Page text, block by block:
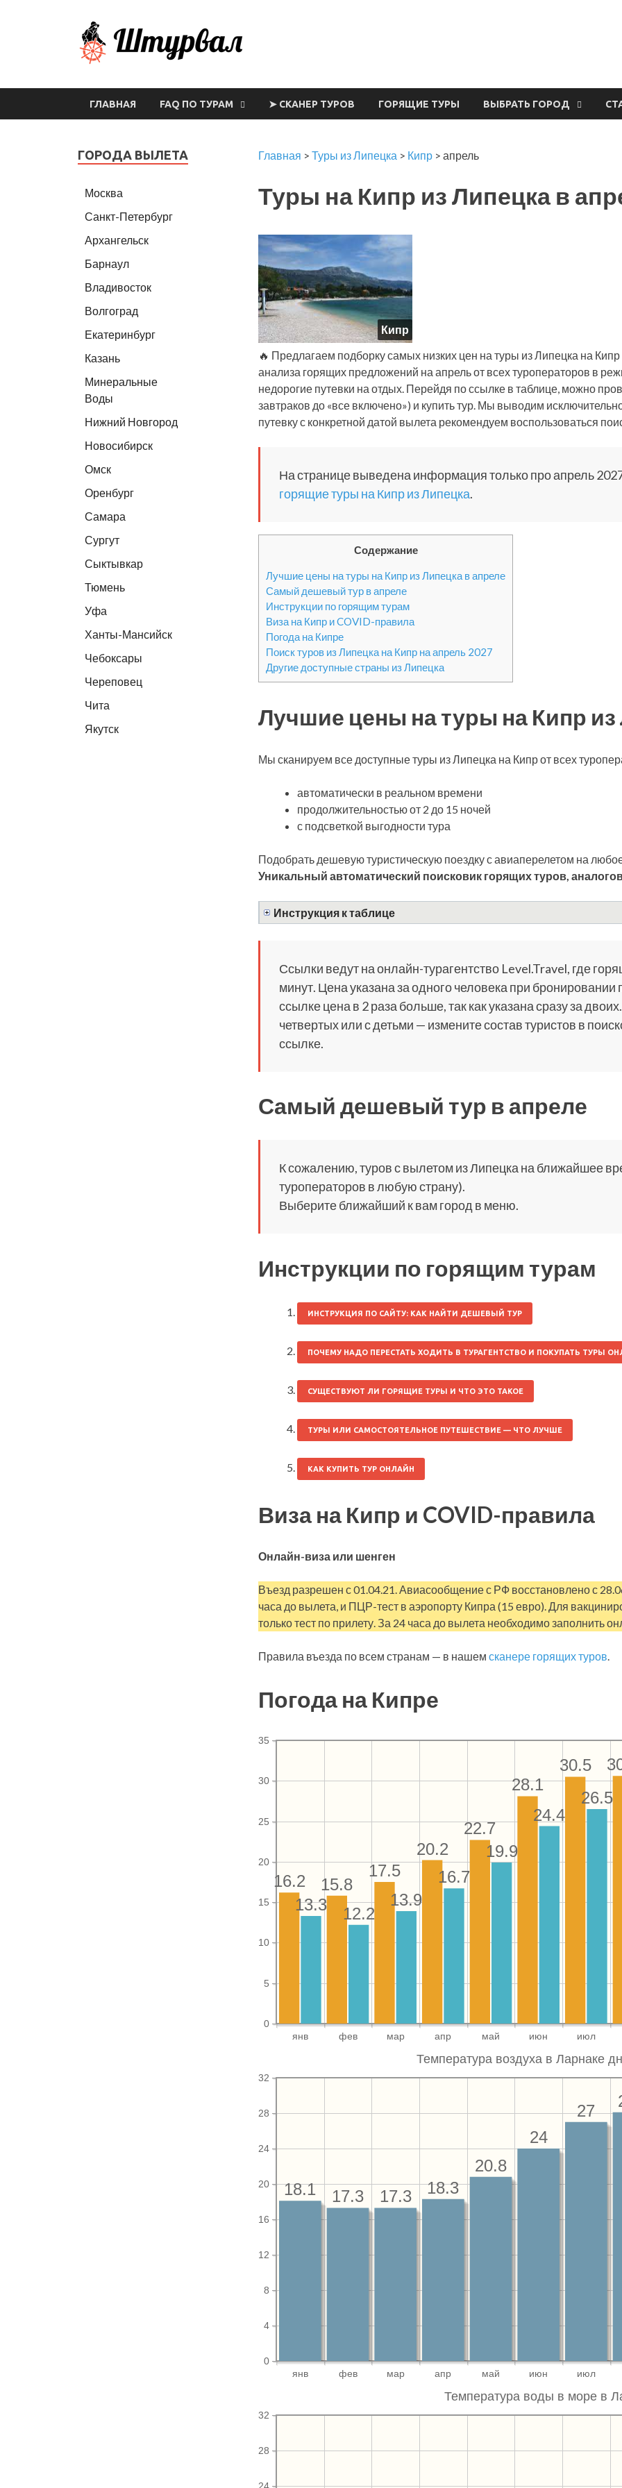
ГЛАВНАЯ FAQ ПО ТУРАМ ➤ СКАНЕР ТУРОВ ГОРЯЩИЕ ТУРЫ ВЫБРАТЬ ГОРОД
Главная > Туры из Липецка > Кипр > апрель
Туры на Кипр из Липецка в
Кипр
🔥 Предлагаем подборку самых низких цен на туры из Липецка на
анализа горящих предложений на апрель от всех туроператоров в
недорогие путевки на отдых. Перейдя по ссылке в таблице, можно
завтраков до «все включено») и купить тур. Мы выводим
путевку с конкретной датой вылета рекомендуем воспользоваться
На странице выведена информация только про апрель
горящие туры на Кипр из Липецка.
Содержание
Лучшие цены на туры на Кипр из Липецка в апреле
Самый дешевый тур в апреле
Инструкции по горящим турам
Виза на Кипр и COVID-правила
Погода на Кипре
Поиск туров из Липецка на Кипр на апрель 2027
Другие доступные страны из Липецка
Лучшие цены на туры на Кипр из
Мы сканируем все доступные туры из Липецка на Кипр от всех
автоматически в реальном времени
продолжительностью от 2 до 15 ночей
с подсветкой выгодности тура
Подобрать дешевую туристическую поездку с авиаперелетом на
Уникальный автоматический поисковик горящих туров, аналогов
Инструкция к таблице
Ссылки ведут на онлайн-турагентство Level.Travel, где
минут. Цена указана за одного человека при
ссылке цена в 2 раза больше, так как указана сразу за
четвертых или с детьми — измените состав туристов в
ссылке.
Самый дешевый тур в апреле
К сожалению, туров с вылетом из Липецка на ближайшее
туроператоров в любую страну).
Выберите ближайший к вам город в меню.
Инструкции по горящим турам
ИНСТРУКЦИЯ ПО САЙТУ: КАК НАЙТИ ДЕШЕВЫЙ ТУР
ПОЧЕМУ НАДО ПЕРЕСТАТЬ ХОДИТЬ В ТУРАГЕНТСТВО И ПОКУПАТЬ ТУРЫ
СУЩЕСТВУЮТ ЛИ ГОРЯЩИЕ ТУРЫ И ЧТО ЭТО ТАКОЕ
ТУРЫ ИЛИ САМОСТОЯТЕЛЬНОЕ ПУТЕШЕСТВИЕ — ЧТО ЛУЧШЕ
КАК КУПИТЬ ТУР ОНЛАЙН
Виза на Кипр и COVID-правила
Онлайн-виза или шенген
Въезд разрешен с 01.04.21. Авиасообщение с РФ восстановлено с
часа до вылета, и ПЦР-тест в аэропорту Кипра (15 евро). Для
только тест по прилету. За 24 часа до вылета необходимо заполнить
Правила въезда по всем странам — в нашем сканере горящих туров.
Погода на Кипре
ГОРОДА ВЫЛЕТА
Москва
Санкт-Петербург
Архангельск
Барнаул
Владивосток
Волгоград
Екатеринбург
Казань
Минеральные
Воды
Нижний Новгород
Новосибирск
Омск
Оренбург
Самара
Сургут
Сыктывкар
Тюмень
Уфа
Ханты-Мансийск
Чебоксары
Череповец
Чита
Якутск